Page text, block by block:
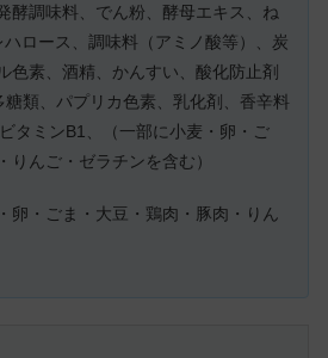
酵調味料、でん粉、酵母エキス、ね
ロース、調味料（アミノ酸等）、炭
色素、酒精、かんすい、酸化防止剤
糖類、パプリカ色素、乳化剤、香辛料
タミンB1、（一部に小麦・卵・ご
りんご・ゼラチンを含む）
卵・ごま・大豆・鶏肉・豚肉・りん